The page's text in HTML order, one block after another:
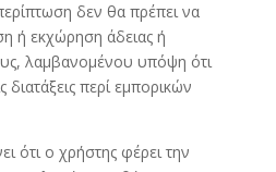
δεν θα πρέπει να
ή εκχώρηση άδειας ή
λαμβανομένου υπόψη ότι
διατάξεις περί εμπορικών
ότι ο χρήστης φέρει την